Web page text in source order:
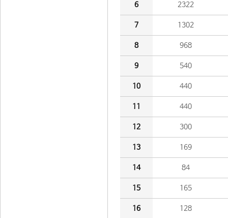
6 2322
7 1302
8 968
9 540
10 440
11 440
12 300
13 169
14 84
15 165
16 128